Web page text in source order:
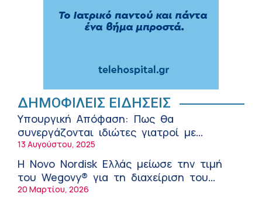
της σύγχρονης φροντίδας
Αθανάσιος Μανώλης (Metropolitan
Ειρήνη Ζίγκιρη (Ερρίκος Ντυνάν): H
θερμική καταπόνηση στους ηλικιωμένους
εργαζόμενους
6:11 πμ
Σύσκεψη στον ΕΟΦ για την ομαλή
λειτουργία της εφοδιαστικής αλυσίδας
των φαρμάκων στη διάρκεια του
καλοκαιριού
12:08 μμ
Μιχάλης Τάτσης, Insurance & Healthcare
Analyst, διευθυντής Επιχειρηματικής
Ανάπτυξης Ομίλου HHG
11:54 πμ
ΔΗΜΟΦΙΛΕΙΣ ΕΙΔΗΣΕΙΣ
Υπουργική Απόφαση: Πως θα
συνεργάζονται ιδιώτες γιατροί με
νοσοκομεία του δημοσίου συστήματος
υγείας
13 Αυγούστου, 2025
Η Novo Nordisk Ελλάς μείωσε την τιμή
του Wegovy® για τη διαχείριση του
βάρους
20 Μαρτίου, 2026